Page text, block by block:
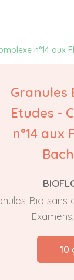
n°14 aux
Granules
Etudes -
n°14 aux
Bio sans
10